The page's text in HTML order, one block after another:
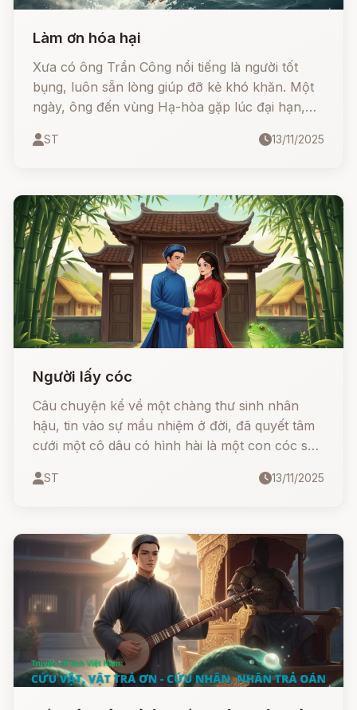
Làm ơn hóa hại
Xưa có ông Trần Công nổi tiếng là người tốt
bụng, luôn sẵn lòng giúp đỡ kẻ khó khăn. Một
ngày, ông đến vùng Hạ-hòa gặp lúc đại hạn,
Thương xót cho họ, ông quyết tâm đi tìm Thần
ST 13/11/2025
Người lấy cóc
Câu chuyện kể về một chàng thư sinh nhân
hậu, tin vào sự mầu nhiệm ở đời, đã quyết tâm
cưới một cô dâu có hình hài là một con cóc sần
và sự phiền muộn của cha mẹ, chàng vẫn giữ
với người kiên định và có tấm lòng vàng?
ST 13/11/2025